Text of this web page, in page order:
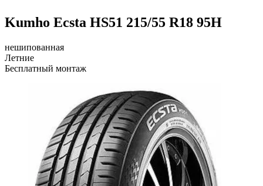
Kumho Ecsta HS51 215/55 R18 95H
нешипованная
Летние
Бесплатный монтаж